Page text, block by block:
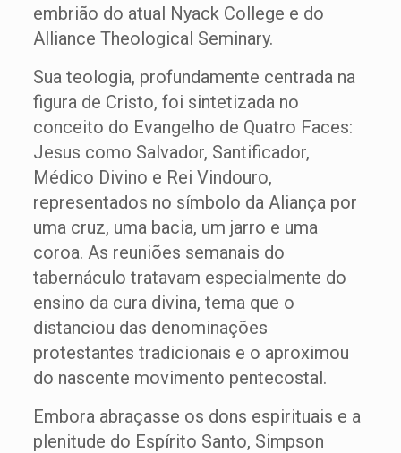
embrião do atual Nyack College e do
Alliance Theological Seminary.
Sua teologia, profundamente centrada na
figura de Cristo, foi sintetizada no
conceito do Evangelho de Quatro Faces:
Jesus como Salvador, Santificador,
Médico Divino e Rei Vindouro,
representados no símbolo da Aliança por
uma cruz, uma bacia, um jarro e uma
coroa. As reuniões semanais do
tabernáculo tratavam especialmente do
ensino da cura divina, tema que o
distanciou das denominações
protestantes tradicionais e o aproximou
do nascente movimento pentecostal.
Embora abraçasse os dons espirituais e a
plenitude do Espírito Santo, Simpson